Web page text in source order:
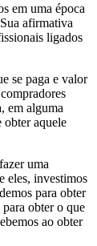
em uma época
afirmativa
ligados
se paga e valor
em alguma
obter aquele
uma
eles, investimos
para obter
obter o que
ao obter